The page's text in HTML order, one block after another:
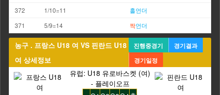
372
1/10=11 홀언더
371
5/9=14 짝언더
농구 . 프랑스 U18 여 VS 핀란드 U18
여 상세정보
진행중경기
경기결과
경기일정
유럽: U18 유로바스켓 (여)
- 플레이오프